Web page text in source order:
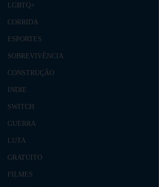
LGBTQ+
CORRIDA
ESPORTES
SOBREVIVÊNCIA
CONSTRUÇÃO
INDIE
SWITCH
GUERRA
LUTA
GRATUITO
FILMES